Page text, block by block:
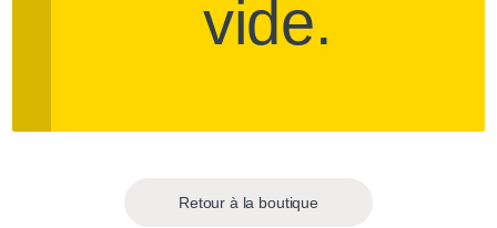
vide.
Retour à la boutique